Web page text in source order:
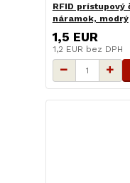
RFID prístupový
náramok, modrý
1,5 EUR
1,2 EUR bez DPH